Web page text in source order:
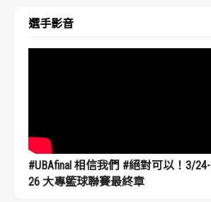
選手影音
#UBAfinal 相信我們 #絕對可以！3/24-
26 大專籃球聯賽最終章